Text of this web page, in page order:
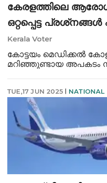
കേരളത്തിലെ
ഒറ്റപ്പെട്ട
മുന്നോട്ടു പോകും എം
Kerala Voter
കോട്ടയം മെഡിക്കൽ
മറിഞ്ഞുണ്ടായ അപകടം
സിപിഐഎം ജനറൽ
എന്നാൽ ഈ
TUE,17 JUN 2025 NATIONAL